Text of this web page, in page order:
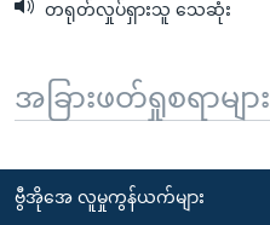
တရုတ်လှုပ်ရှားသူ သေဆုံး
အခြားဖတ်ရှုစရာများ
ဗွီအိုအေ လူမှုကွန်ယက်များ